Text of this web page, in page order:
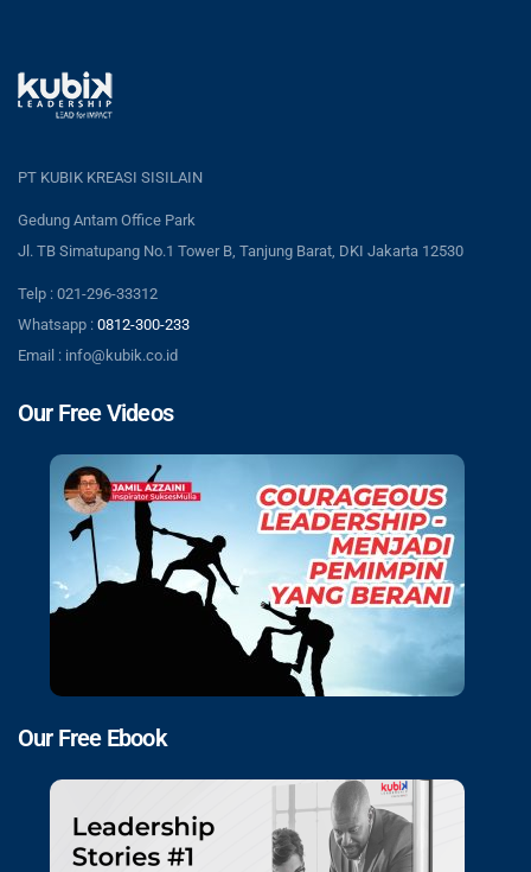
PT KUBIK KREASI SISILAIN
Gedung Antam Office Park
Jl. TB Simatupang No.1 Tower B, Tanjung Barat, DKI Jakarta 12530
Telp : 021-296-33312
Whatsapp : 0812-300-233
Email : info@kubik.co.id
Our Free Videos
Our Free Ebook